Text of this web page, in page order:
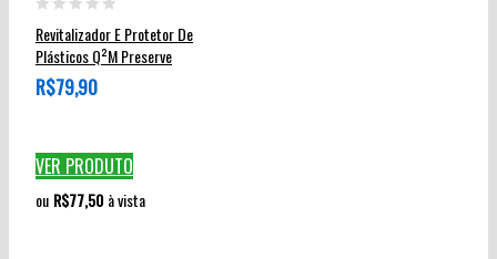
out
of
Revitalizador E Protetor De
Plásticos Q²M Preserve
R$79,90
VER PRODUTO
ou R$77,50 à vista